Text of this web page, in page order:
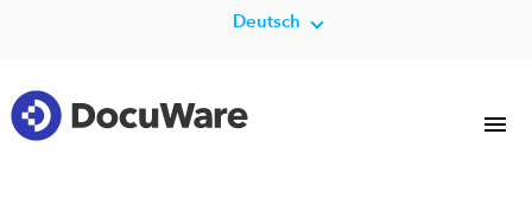
Deutsch